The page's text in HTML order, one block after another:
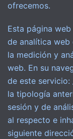
ofrecemos.
Esta página
de analítica web
la medición y
web. En su
de este servicio:
la tipología
sesión y de
al respecto e
siguiente